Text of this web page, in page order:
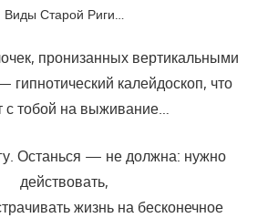
Виды Старой Риги…
пронизанных вертикальными
калейдоскоп, что
с тобой на выживание…
Останься — не должна: нужно
действовать,
жизнь на бесконечное